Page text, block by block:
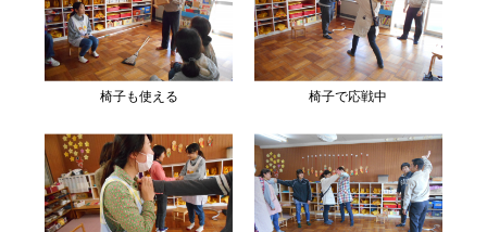
椅子も使える 椅子で応戦中